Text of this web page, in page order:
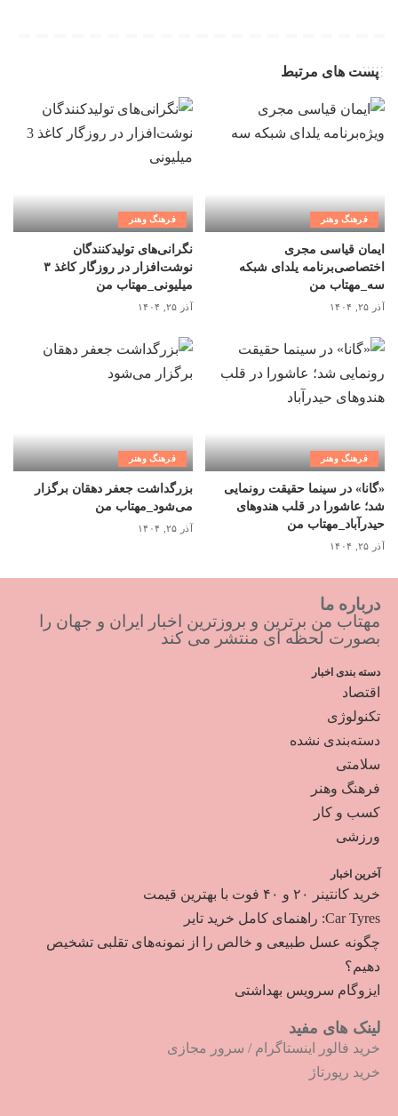
پست های مرتبط
فرهنگ وهنر
ایمان قیاسی مجری
اختصاصی‌برنامه یلدای شبکه
سه_مهتاب من
آذر ۲۵, ۱۴۰۴
فرهنگ وهنر
نگرانی‌های تولیدکنندگان
نوشت‌افزار در روزگار کاغذ ۳
میلیونی_مهتاب من
آذر ۲۵, ۱۴۰۴
فرهنگ وهنر
«گانا» در سینما حقیقت رونمایی
شد؛ عاشورا در قلب هندوهای
حیدرآباد_مهتاب من
آذر ۲۵, ۱۴۰۴
فرهنگ وهنر
بزرگداشت جعفر دهقان برگزار
می‌شود_مهتاب من
آذر ۲۵, ۱۴۰۴
درباره ما
مهتاب من برترین و بروزترین اخبار ایران و جهان را
بصورت لحظه ای منتشر می کند
دسته بندی اخبار
اقتصاد
تکنولوژی
دسته‌بندی نشده
سلامتی
فرهنگ وهنر
کسب و کار
ورزشی
آخرین اخبار
خرید کانتینر ۲۰ و ۴۰ فوت با بهترین قیمت
Car Tyres: راهنمای کامل خرید تایر
چگونه عسل طبیعی و خالص را از نمونه‌های تقلبی تشخیص
دهیم؟
ایزوگام سرویس بهداشتی
لینک های مفید
خرید فالور اینستاگرام / سرور مجازی
خرید رپورتاژ